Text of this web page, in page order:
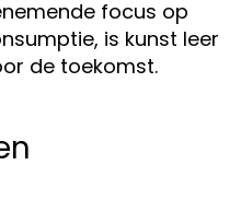
focus op
is kunst leer
de toekomst.